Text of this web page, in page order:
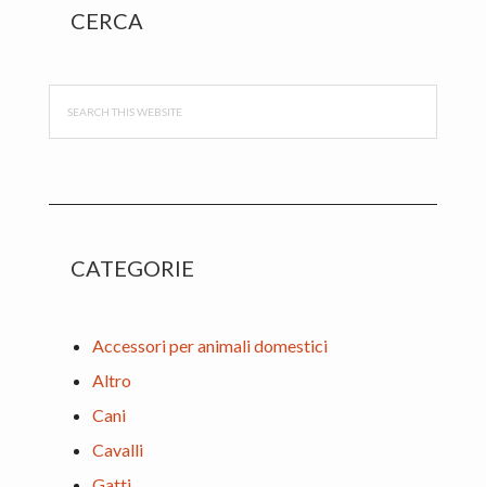
Primary
CERCA
CATEGORIE
Accessori per animali domestici
Altro
Cani
Cavalli